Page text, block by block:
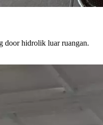
door hidrolik luar ruangan.